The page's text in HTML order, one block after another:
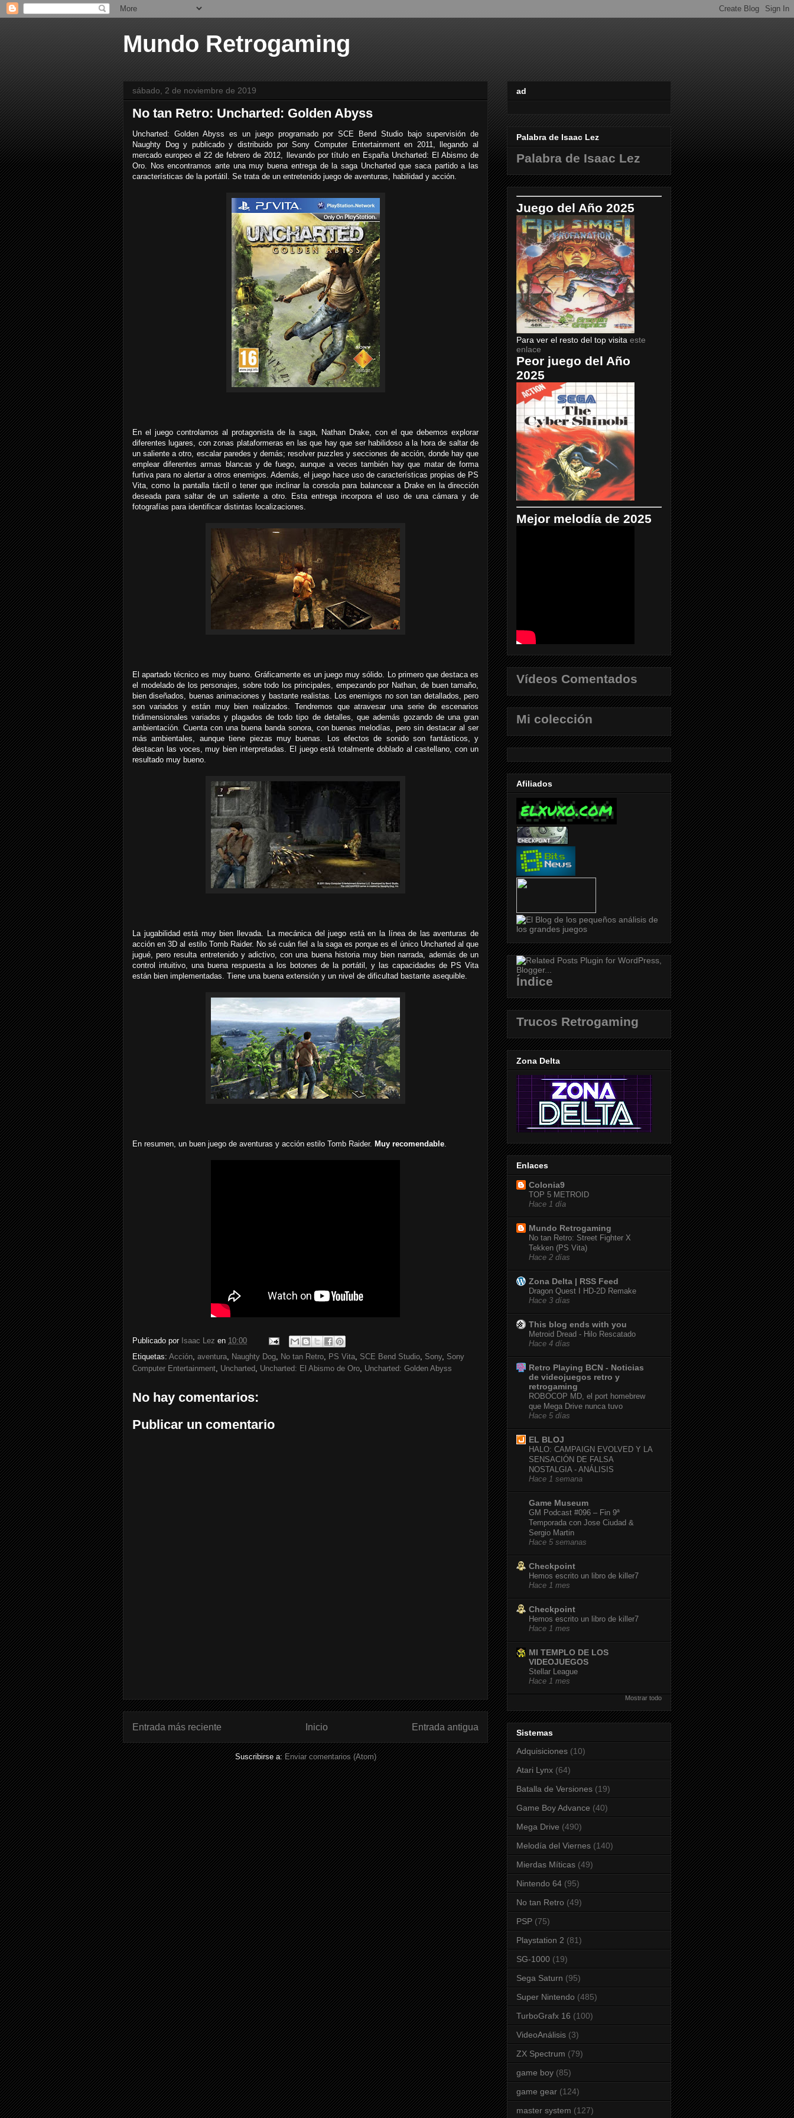
Mundo Retrogaming
sábado, 2 de noviembre de 2019
No tan Retro: Uncharted: Golden Abyss
Uncharted: Golden Abyss es un juego programado por SCE Bend Studio bajo supervisión de
Naughty Dog y publicado y distribuido por Sony Computer Entertainment en 2011, llegando al
mercado europeo el 22 de febrero de 2012, llevando por título en España Uncharted: El Abismo de
Oro. Nos encontramos ante una muy buena entrega de la saga Uncharted que saca partido a las
características de la portátil. Se trata de un entretenido juego de aventuras, habilidad y acción.
En el juego controlamos al protagonista de la saga, Nathan Drake, con el que debemos explorar
diferentes lugares, con zonas plataformeras en las que hay que ser habilidoso a la hora de saltar de
un saliente a otro, escalar paredes y demás; resolver puzzles y secciones de acción, donde hay que
emplear diferentes armas blancas y de fuego, aunque a veces también hay que matar de forma
furtiva para no alertar a otros enemigos. Además, el juego hace uso de características propias de PS
Vita, como la pantalla táctil o tener que inclinar la consola para balancear a Drake en la dirección
deseada para saltar de un saliente a otro. Esta entrega incorpora el uso de una cámara y de
fotografías para identificar distintas localizaciones.
El apartado técnico es muy bueno. Gráficamente es un juego muy sólido. Lo primero que destaca es
el modelado de los personajes, sobre todo los principales, empezando por Nathan, de buen tamaño,
bien diseñados, buenas animaciones y bastante realistas. Los enemigos no son tan detallados, pero
son variados y están muy bien realizados. Tendremos que atravesar una serie de escenarios
tridimensionales variados y plagados de todo tipo de detalles, que además gozando de una gran
ambientación. Cuenta con una buena banda sonora, con buenas melodías, pero sin destacar al ser
más ambientales, aunque tiene piezas muy buenas. Los efectos de sonido son fantásticos, y
destacan las voces, muy bien interpretadas. El juego está totalmente doblado al castellano, con un
resultado muy bueno.
La jugabilidad está muy bien llevada. La mecánica del juego está en la línea de las aventuras de
acción en 3D al estilo Tomb Raider. No sé cuán fiel a la saga es porque es el único Uncharted al que
jugué, pero resulta entretenido y adictivo, con una buena historia muy bien narrada, además de un
control intuitivo, una buena respuesta a los botones de la portátil, y las capacidades de PS Vita
están bien implementadas. Tiene una buena extensión y un nivel de dificultad bastante asequible.
En resumen, un buen juego de aventuras y acción estilo Tomb Raider. Muy recomendable.
Publicado por Isaac Lez en 10:00
Etiquetas: Acción, aventura, Naughty Dog, No tan Retro, PS Vita, SCE Bend Studio, Sony, Sony
Computer Entertainment, Uncharted, Uncharted: El Abismo de Oro, Uncharted: Golden Abyss
No hay comentarios:
Publicar un comentario
Entrada más reciente Entrada antigua
Inicio
Suscribirse a:Enviar comentarios (Atom)
ad
Palabra de Isaac Lez
Palabra de Isaac Lez
Juego del Año 2025
Para ver el resto del top visita este
enlace
Peor juego del Año
2025
Mejor melodía de 2025
Vídeos Comentados
Mi colección
Afiliados
Índice
Trucos Retrogaming
Zona Delta
Enlaces
Colonia9
TOP 5 METROID
Hace 1 día
Mundo Retrogaming
No tan Retro: Street Fighter X
Tekken (PS Vita)
Hace 2 días
Zona Delta | RSS Feed
Dragon Quest I HD-2D Remake
Hace 3 días
This blog ends with you
Metroid Dread - Hilo Rescatado
Hace 4 días
Retro Playing BCN - Noticias
de videojuegos retro y
retrogaming
ROBOCOP MD, el port homebrew
que Mega Drive nunca tuvo
Hace 5 días
EL BLOJ
HALO: CAMPAIGN EVOLVED Y LA
SENSACIÓN DE FALSA
NOSTALGIA - ANÁLISIS
Hace 1 semana
Game Museum
GM Podcast #096 – Fin 9ª
Temporada con Jose Ciudad &
Sergio Martin
Hace 5 semanas
Checkpoint
Hemos escrito un libro de killer7
Hace 1 mes
Checkpoint
Hemos escrito un libro de killer7
Hace 1 mes
MI TEMPLO DE LOS
VIDEOJUEGOS
Stellar League
Hace 1 mes
Mostrar todo
Sistemas
Adquisiciones (10)
Atari Lynx (64)
Batalla de Versiones (19)
Game Boy Advance (40)
Mega Drive (490)
Melodía del Viernes (140)
Mierdas Míticas (49)
Nintendo 64 (95)
No tan Retro (49)
PSP (75)
Playstation 2 (81)
SG-1000 (19)
Sega Saturn (95)
Super Nintendo (485)
TurboGrafx 16 (100)
VideoAnálisis (3)
ZX Spectrum (79)
game boy (85)
game gear (124)
master system (127)